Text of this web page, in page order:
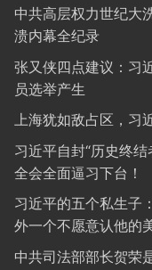
中共高层权力世纪大
溃内幕全纪录
张又侠四点建议：习
员选举产生
上海犹如敌占区，习
习近平自封“历史终
全会全面逼习下台！
习近平的五个私生子
外一个不愿意认他的
中共司法部部长贺荣